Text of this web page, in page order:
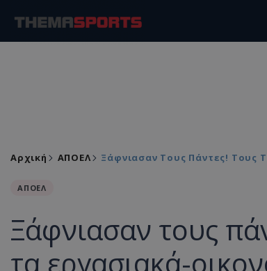
Αρχική ΑΠΟΕΛ Ξάφνιασαν Τους Πάντες! Τους
ΑΠΟΕΛ
Ξάφνιασαν τους
τα εργασιακά-